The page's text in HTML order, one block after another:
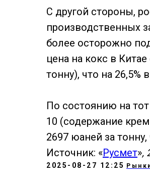
С другой стороны,
производственных
более осторожно
цена на кокс в
тонну), что на 26,5%
По состоянию на
10 (содержание
2697 юаней за
Источник: «Русмет»,
2025-08-27 12:25